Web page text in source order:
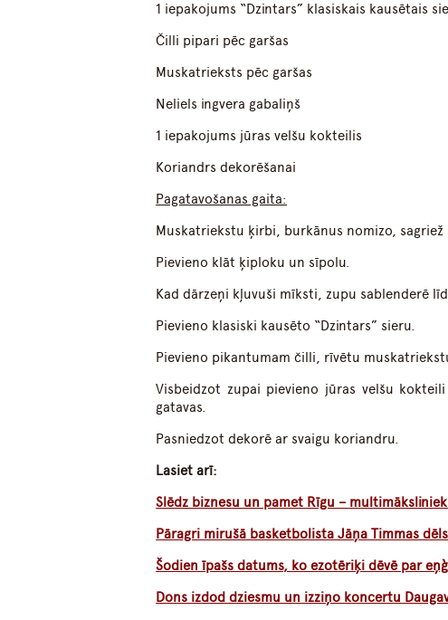
1 iepakojums “Dzintars” klasiskais kausētais
Čilli pipari pēc garšas
Muskatrieksts pēc garšas
Neliels ingvera gabaliņš
1 iepakojums jūras velšu kokteilis
Koriandrs dekorēšanai
Pagatavošanas gaita:
Muskatriekstu ķirbi, burkānus nomizo,
Pievieno klāt ķiploku un sīpolu.
Kad dārzeņi kļuvuši mīksti, zupu sablenderē
Pievieno klasiski kausēto “Dzintars” sieru.
Pievieno pikantumam čilli, rīvētu
Visbeidzot zupai pievieno jūras velšu
gatavas.
Pasniedzot dekorē ar svaigu koriandru.
Lasiet arī:
Slēdz biznesu un pamet Rīgu –
Pāragri mirušā basketbolista Jāņa Timmas
Šodien īpašs datums, ko ezotēriķi dēvē par
Dons izdod dziesmu un izziņo koncertu